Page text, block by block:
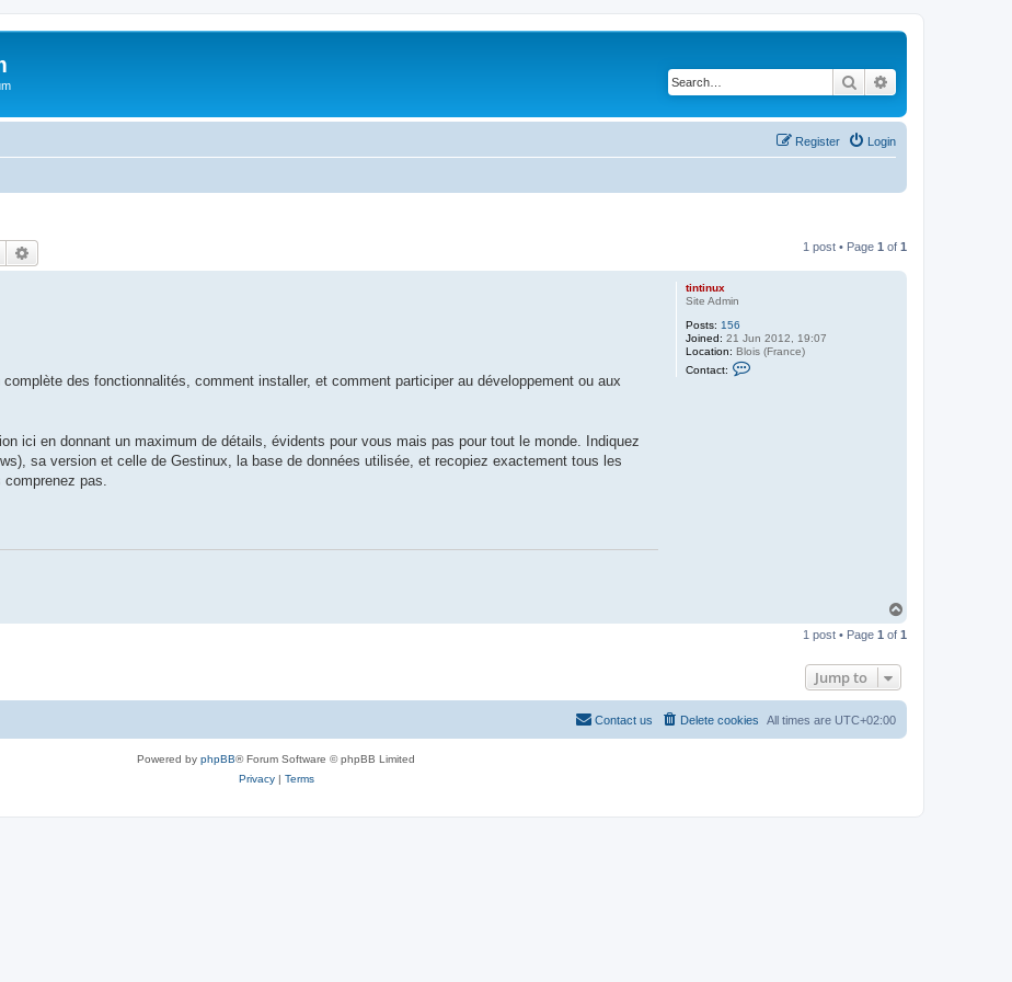
Search
Login
Register
Search 1 post • Page 1 of 1
tintinux
Site Admin
Posts: 156
Joined: 21 Jun 2012, 19:07
Location: Blois (France)
Contact:
des fonctionnalités, comment installer, et comment participer au développement ou aux
ici en donnant un maximum de détails, évidents pour vous mais pas pour tout le monde. Indiquez
sa version et celle de Gestinux, la base de données utilisée, et recopiez exactement tous les
pas.
p
1 post • Page 1 of 1
Jump to
All times are UTC+02:00
Delete cookies
Contact us
Powered by phpBB® Forum Software © phpBB Limited
Privacy| Terms